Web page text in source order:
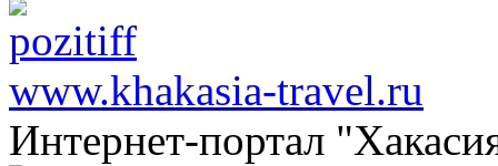
www.khakasia-travel.ru
Интернет-портал